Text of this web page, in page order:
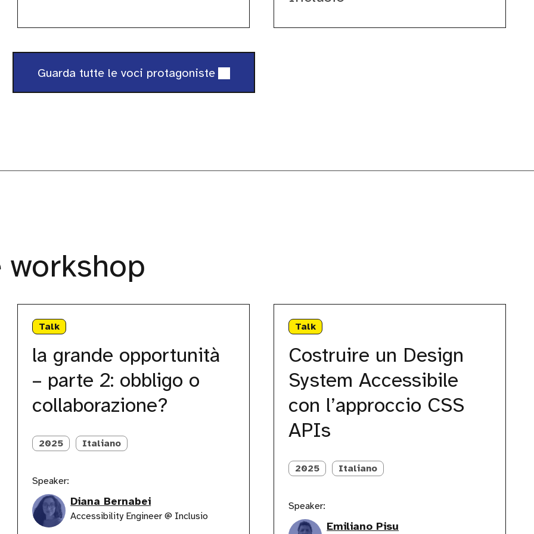
Guarda tutte le voci protagoniste
Talk
la grande opportunità
– parte 2: obbligo o
collaborazione?
grande
opportunità
parte
obbligo
collaborazione?
2025 Italiano
Speaker:
Diana Bernabei
Accessibility Engineer @ Inclusio
Talk
Costruire un Design
System Accessibile
con l’approccio CSS
APIs
Design
System
Accessibile
l’approccio
APIs
2025 Italiano
Speaker:
Emiliano Pisu